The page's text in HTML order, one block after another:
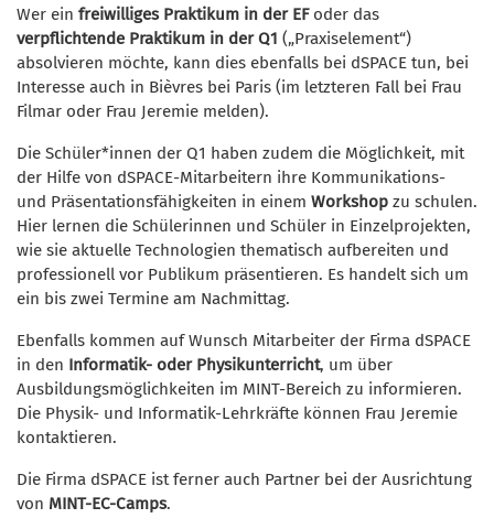
Wer ein freiwilliges Praktikum in der EFoder das
verpflichtende Praktikum in der Q1 („Praxiselement“)
absolvieren möchte, kann dies ebenfalls bei dSPACE tun, bei
Interesse auch in Bièvres bei Paris (im letzteren Fall bei Frau
Filmar oder Frau Jeremie melden).
Die Schüler*innen der Q1 haben zudem die Möglichkeit, mit
der Hilfe von dSPACE-Mitarbeitern ihre Kommunikations-
und Präsentationsfähigkeiten in einem Workshop zu schulen.
Hier lernen die Schülerinnen und Schüler in Einzelprojekten,
wie sie aktuelle Technologien thematisch aufbereiten und
professionell vor Publikum präsentieren. Es handelt sich um
ein bis zwei Termine am Nachmittag.
Ebenfalls kommen auf Wunsch Mitarbeiter der Firma dSPACE
in den Informatik- oder Physikunterricht, um über
Ausbildungsmöglichkeiten im MINT-Bereich zu informieren.
Die Physik- und Informatik-Lehrkräfte können Frau Jeremie
kontaktieren.
Die Firma dSPACE ist ferner auch Partner bei der Ausrichtung
von MINT-EC-Camps.